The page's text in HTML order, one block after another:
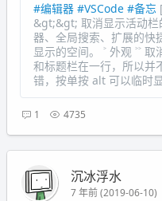
#编辑器 #VSCode #备忘
&gt;&gt; 取消显示活动
器、全局搜索、扩展的快
显示的空间。 ˃ 外观 ˃˃
和标题栏在一行，所以并
错，按单按 alt 可以临时
1 4735
沉冰浮水
7 年前 (2019-06-10)